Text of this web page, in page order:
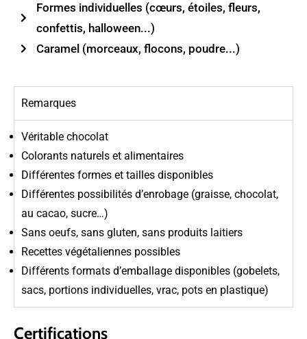
Formes individuelles (cœurs, étoiles, fleurs,
confettis, halloween...)
Caramel (morceaux, flocons, poudre...)
Remarques
Véritable chocolat
Colorants naturels et alimentaires
Différentes formes et tailles disponibles
Différentes possibilités d’enrobage (graisse, chocolat,
au cacao, sucre…)
Sans oeufs, sans gluten, sans produits laitiers
Recettes végétaliennes possibles
Différents formats d’emballage disponibles (gobelets,
sacs, portions individuelles, vrac, pots en plastique)
Certifications